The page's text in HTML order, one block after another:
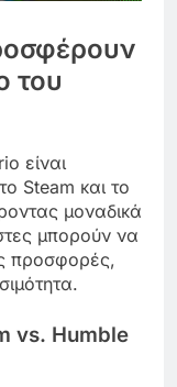
του
είναι
Steam και το
μοναδικά
μπορούν να
προσφορές,
vs. Humble